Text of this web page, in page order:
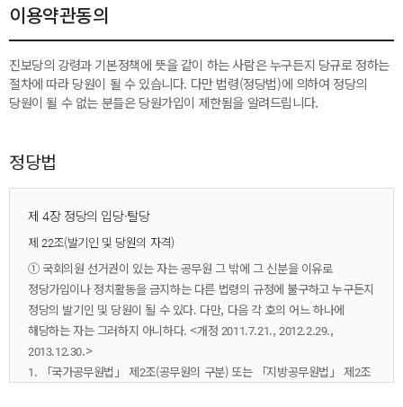
이용약관동의
진보당의 강령과 기본정책에 뜻을 같이 하는 사람은 누구든지 당규로 정하는
절차에 따라 당원이 될 수 있습니다. 다만 법령(정당법)에 의하여 정당의
당원이 될 수 없는 분들은 당원가입이 제한됨을 알려드립니다.
정당법
제 4장 정당의 입당·탈당
제 22조(발기인 및 당원의 자격)
① 국회의원 선거권이 있는 자는 공무원 그 밖에 그 신분을 이유로
정당가입이나 정치활동을 금지하는 다른 법령의 규정에 불구하고 누구든지
정당의 발기인 및 당원이 될 수 있다. 다만, 다음 각 호의 어느 하나에
해당하는 자는 그러하지 아니하다. <개정 2011.7.21., 2012.2.29.,
2013.12.30.>
1. 「국가공무원법」 제2조(공무원의 구분) 또는 「지방공무원법」 제2조